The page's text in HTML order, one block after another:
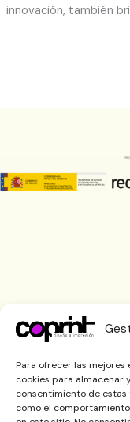
Para ofrecer las mejores
cookies para almacenar
consentimiento de
como el
innovación, también